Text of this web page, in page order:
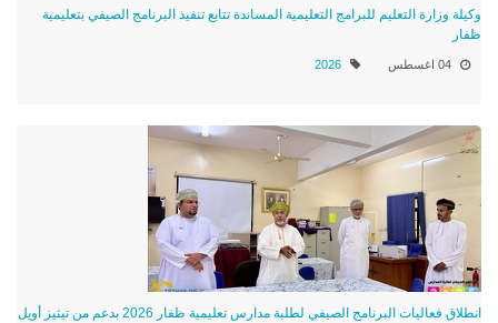
وكيلة وزارة التعليم للبرامج التعليمية المساندة تتابع تنفيذ البرنامج الصيفي بتعليمية
ظفار
04 اغسطس 2026
انطلاق فعاليات البرنامج الصيفي لطلبة مدارس تعليمية ظفار 2026 بدعم من تيثيز أويل